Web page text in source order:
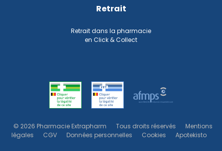
Retrait
Retrait dans la pharmacie
en Click & Collect
© 2026 Pharmacie Extrapharm Tous droits réservés
Mentions
légales
CGV Données personnelles Cookies Apotekisto